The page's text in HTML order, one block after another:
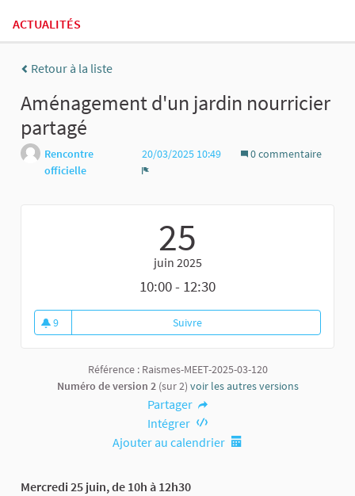
ACTUALITÉS
Retour à la liste
Aménagement d'un jardin nourricier
partagé
Rencontre
officielle
20/03/2025 10:49
0 commentaire
25
juin 2025
10:00 - 12:30
9
9 abonnés
SuivreAménagement d'un jardin
Référence : Raismes-MEET-2025-03-120
Numéro de version 2(sur 2) voir les autres versions
Partager
Intégrer
Ajouter au calendrier
Mercredi 25 juin, de 10h à 12h30